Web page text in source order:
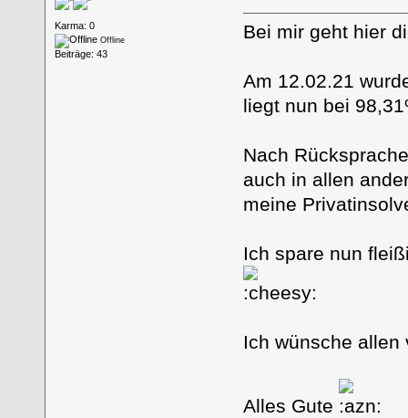
Karma: 0
Offline
Beiträge: 43
Bei mir geht hier
Am 12.02.21
liegt nun bei
Nach
auch in allen
meine
Ich spare nun
Ich wünsche allen
Alles Gute